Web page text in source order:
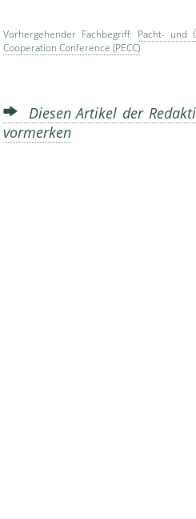
Vorhergehender Fachbegriff: Pacht- und
Cooperation Conference (PECC)
Diesen Artikel der
vormerken